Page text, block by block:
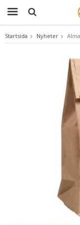
Startsida Nyheter